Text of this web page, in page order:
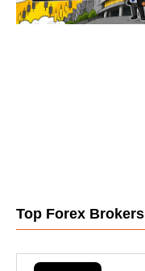
Top Forex Brokers